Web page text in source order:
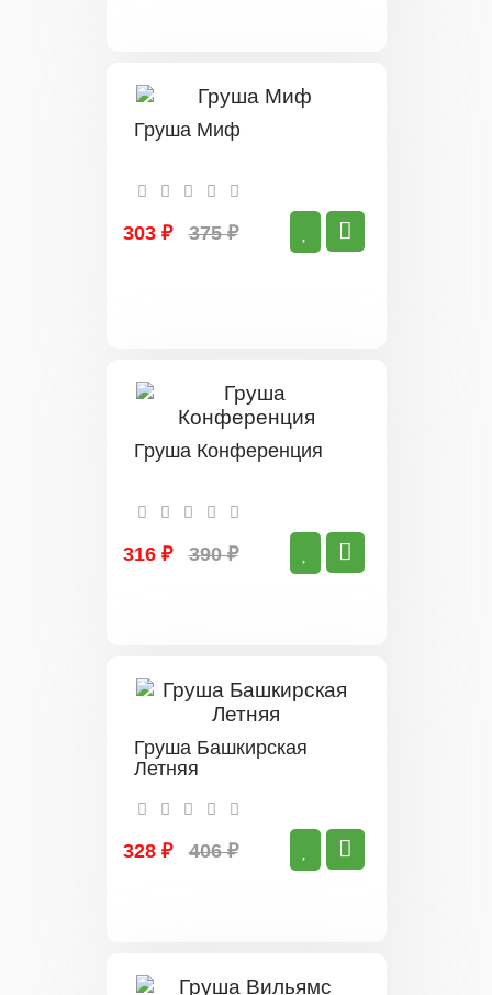
Груша Миф
303 ₽ 375 ₽
Груша Конференция
316 ₽ 390 ₽
Груша Башкирская
Летняя
328 ₽ 406 ₽